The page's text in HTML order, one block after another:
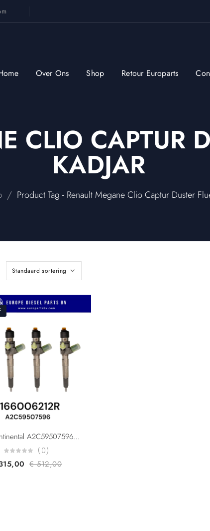
Over Ons Shop Retour Europarts
CLIO CAPTUR
KADJAR
/ Product Tag - Renault Megane Clio Captur Duster
VDO Continental A2C59507596 H8201100113 Mercedes A6070700687 Renault Nissan Dacia166006212R 166006526R 1660000Q1W Diesel Injector
(0)
€512,00